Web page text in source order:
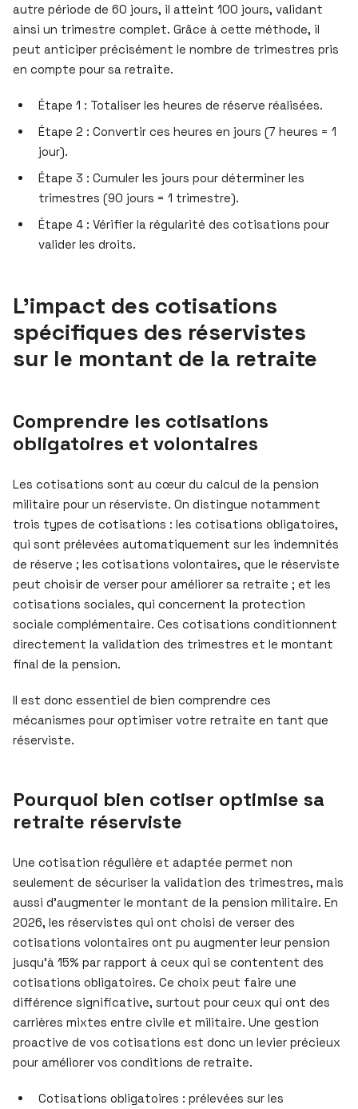
autre période de 60 jours, il atteint 100 jours, validant
ainsi un trimestre complet. Grâce à cette méthode, il
peut anticiper précisément le nombre de trimestres pris
en compte pour sa retraite.
Étape 1 : Totaliser les heures de réserve réalisées.
Étape 2 : Convertir ces heures en jours (7 heures = 1
jour).
Étape 3 : Cumuler les jours pour déterminer les
trimestres (90 jours = 1 trimestre).
Étape 4 : Vérifier la régularité des cotisations pour
valider les droits.
L’impact des cotisations
spécifiques des réservistes
sur le montant de la retraite
Comprendre les cotisations
obligatoires et volontaires
Les cotisations sont au cœur du calcul de la pension
militaire pour un réserviste. On distingue notamment
trois types de cotisations : les cotisations obligatoires,
qui sont prélevées automatiquement sur les indemnités
de réserve ; les cotisations volontaires, que le réserviste
peut choisir de verser pour améliorer sa retraite ; et les
cotisations sociales, qui concernent la protection
sociale complémentaire. Ces cotisations conditionnent
directement la validation des trimestres et le montant
final de la pension.
Il est donc essentiel de bien comprendre ces
mécanismes pour optimiser votre retraite en tant que
réserviste.
Pourquoi bien cotiser optimise sa
retraite réserviste
Une cotisation régulière et adaptée permet non
seulement de sécuriser la validation des trimestres, mais
aussi d’augmenter le montant de la pension militaire. En
2026, les réservistes qui ont choisi de verser des
cotisations volontaires ont pu augmenter leur pension
jusqu’à 15% par rapport à ceux qui se contentent des
cotisations obligatoires. Ce choix peut faire une
différence significative, surtout pour ceux qui ont des
carrières mixtes entre civile et militaire. Une gestion
proactive de vos cotisations est donc un levier précieux
pour améliorer vos conditions de retraite.
Cotisations obligatoires : prélevées sur les